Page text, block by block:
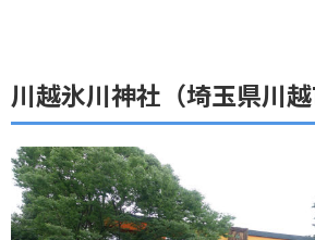
川越氷川神社（埼玉県川越